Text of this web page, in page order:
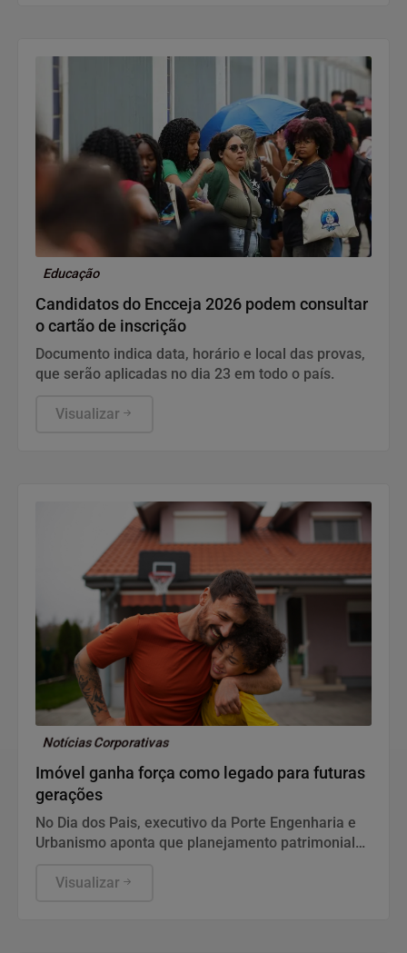
Educação
Candidatos do Encceja 2026 podem consultar
o cartão de inscrição
Documento indica data, horário e local das provas,
que serão aplicadas no dia 23 em todo o país.
Visualizar
Notícias Corporativas
Imóvel ganha força como legado para futuras
gerações
No Dia dos Pais, executivo da Porte Engenharia e
Urbanismo aponta que planejamento patrimonial
dos principais ativos para construir segurança
Visualizar